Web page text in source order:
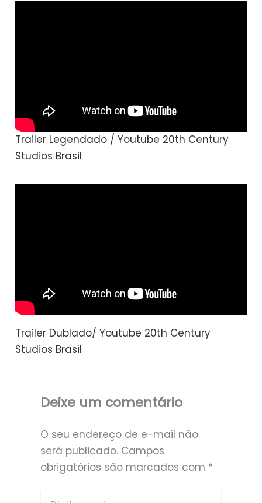
Trailer Legendado / Youtube 20th Century
Studios Brasil
Trailer Dublado/ Youtube 20th Century
Studios Brasil
Deixe um comentário
O seu endereço de e-mail não
será publicado. Campos
obrigatórios são marcados com *